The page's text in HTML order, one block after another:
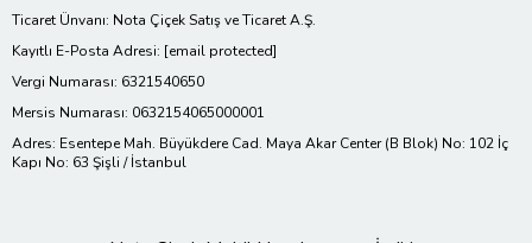
Ticaret Ünvanı: Nota Çiçek Satış ve Ticaret A.Ş.
Kayıtlı E-Posta Adresi: [email protected]
Vergi Numarası: 6321540650
Mersis Numarası: 0632154065000001
Adres: Esentepe Mah. Büyükdere Cad. Maya Akar Center (B Blok) No: 102 İç
Kapı No: 63 Şişli / İstanbul